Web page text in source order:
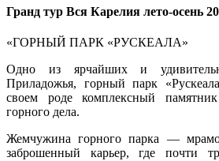
Гранд тур Вся Карелия лето-осень
«ГОРНЫЙ ПАРК «РУСКЕАЛА»
Одно из ярчайших и
Приладожья, горный парк
своем роде комплексный
горного дела.
Жемчужина горного парка —
заброшенный карьер, где почти